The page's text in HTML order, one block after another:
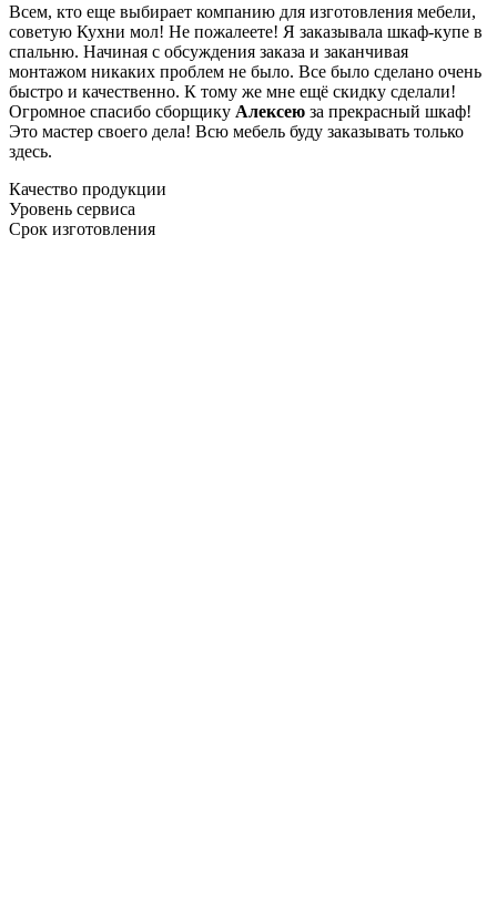
Всем, кто еще выбирает компанию для изготовления мебели,
советую Кухни мол! Не пожалеете! Я заказывала шкаф-купе в
спальню. Начиная с обсуждения заказа и заканчивая
монтажом никаких проблем не было. Все было сделано очень
быстро и качественно. К тому же мне ещё скидку сделали!
Огромное спасибо сборщику Алексею за прекрасный шкаф!
Это мастер своего дела! Всю мебель буду заказывать только
здесь.
Качество продукции
Уровень сервиса
Срок изготовления